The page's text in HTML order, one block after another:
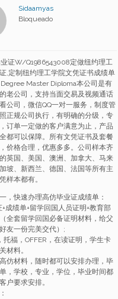
Sidaamyas
Bloqueado
业证W/Q1986543008定做纽约理工
,定制纽约理工学院文凭证书成绩单
Master Diploma本公司是有
老公司，支持当面交易及视频通话
公司，微信QQ一对一服务，制度管
正规公司执行，有明确的分级，专
订单一定做的客户满意为止，产品
都可以保障。所有文凭证书及套餐
价格合理，优惠多多。公司样本齐
英国、美国、澳洲、加拿大、马来
坡、新西兰、德国、法国等所有主
样本都有。
，快速办理高仿毕业证成绩单：
+成绩单+留学回国人员证明+教育部
全套留学回国必备证明材料，给父
友一份完美交代）;
托福，OFFER，在读证明，学生卡
材料。
仿材料，随时都可以安排办理，毕
，学校，专业，学位，毕业时间都
户要求安排。